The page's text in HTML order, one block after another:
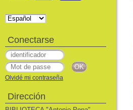
Conectarse
Olvidé mi contraseña
Dirección